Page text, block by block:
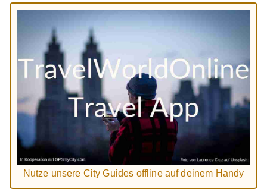
Nutze unsere City Guides offline auf deinem Handy